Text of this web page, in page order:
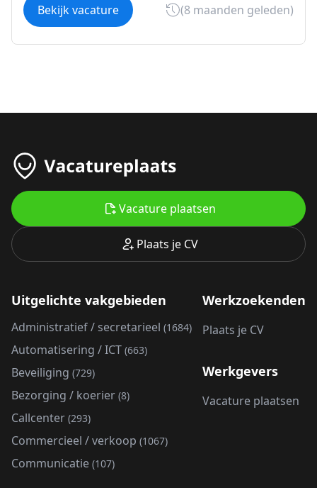
Bekijk vacature (8 maanden geleden)
Plaats je CV
Vacature plaatsen
Uitgelichte vakgebieden
Administratief / secretarieel (1684)
Automatisering / ICT (663)
Beveiliging (729)
Bezorging / koerier (8)
Callcenter (293)
Commercieel / verkoop (1067)
Communicatie (107)
Werkzoekenden
Plaats je CV
Werkgevers
Vacature plaatsen